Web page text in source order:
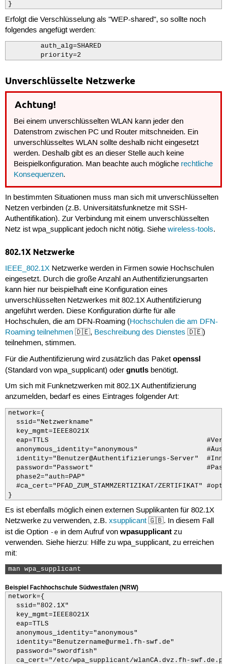
}
Erfolgt die Verschlüsselung als "WEP-shared", so sollte noch
folgendes angefügt werden:
        auth_alg=SHARED
        priority=2
Unverschlüsselte Netzwerke
Achtung!
Bei einem unverschlüsselten WLAN kann jeder den
Datenstrom zwischen PC und Router mitschneiden. Ein
unverschlüsseltes WLAN sollte deshalb nicht eingesetzt
werden. Deshalb gibt es an dieser Stelle auch keine
Beispielkonfiguration. Man beachte auch mögliche rechtliche
Konsequenzen.
In bestimmten Situationen muss man sich mit unverschlüsselten
Netzen verbinden (z.B. Universitätsfunknetze mit SSH-
Authentifikation). Zur Verbindung mit einem unverschlüsselten
Netz ist wpa_supplicant jedoch nicht nötig. Siehe wireless-tools.
802.1X Netzwerke
IEEE_802.1XNetzwerke werden in Firmen sowie Hochschulen
eingesetzt. Durch die große Anzahl an Authentifizierungsarten
kann hier nur beispielhaft eine Konfiguration eines
unverschlüsselten Netzwerkes mit 802.1X Authentifizierung
angeführt werden. Diese Konfiguration dürfte für alle
Hochschulen, die am DFN-Roaming (Hochschulen die am DFN-
Roaming teilnehmen🇩🇪, Beschreibung des Dienstes 🇩🇪)
teilnehmen, stimmen.
Für die Authentifizierung wird zusätzlich das Paket openssl
(Standard von wpa_supplicant) oder gnutlsbenötigt.
Um sich mit Funknetzwerken mit 802.1X Authentifizierung
anzumelden, bedarf es eines Eintrages folgender Art:
network={
  ssid="Netzwerkname"
  key_mgmt=IEEE8021X
eap=TTLS
anonymous_identity="anonymous"
identity="Benutzer@Authentifizierungs-Server"
password="Passwort"
  phase2="auth=PAP"
#ca_cert="PFAD_ZUM_STAMMZERTIZIKAT/ZERTIFIKAT"
}
Es ist ebenfalls möglich einen externen Supplikanten für 802.1X
Netzwerke zu verwenden, z.B. xsupplicant🇬🇧. In diesem Fall
ist die Option -e in dem Aufruf von wpasupplicantzu
verwenden. Siehe hierzu: Hilfe zu wpa_supplicant, zu erreichen
mit:
man wpa_supplicant
Beispiel Fachhochschule Südwestfalen (NRW)
network={
  ssid="802.1X"
  key_mgmt=IEEE8021X
  eap=TTLS
  anonymous_identity="anonymous"
  identity="Benutzername@urmel.fh-swf.de"
  password="swordfish"
ca_cert="/etc/wpa_supplicant/wlanCA.dvz.fh-